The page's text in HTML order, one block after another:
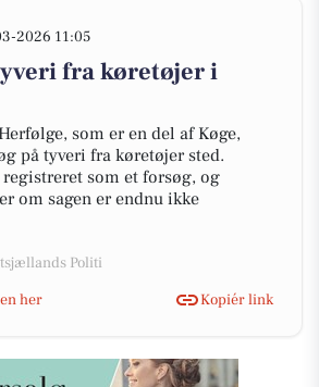
2026 11:05
fra køretøjer i
som er en del af Køge,
på tyveri fra køretøjer sted.
som et forsøg, og
om sagen er endnu ikke
Politi
her
Kopiér link